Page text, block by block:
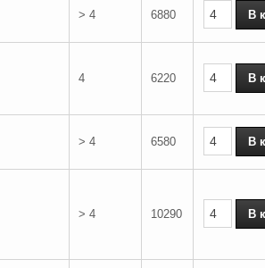
> 4 6880
4 6220
> 4 6580
> 4 10290